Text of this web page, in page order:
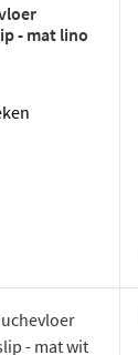
- mat lino